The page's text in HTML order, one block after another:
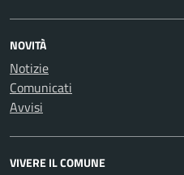
NOVITÀ
Notizie
Comunicati
Avvisi
VIVERE IL COMUNE